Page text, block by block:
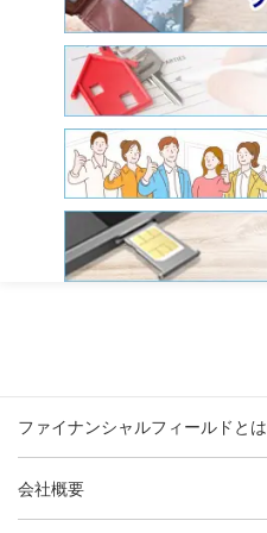
ファイナンシャルフィールドとは
会社概要